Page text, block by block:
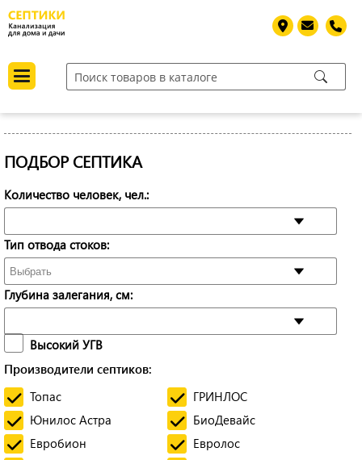
ПОДБОР СЕПТИКА
Количество человек, чел.:
Тип отвода стоков:
Глубина залегания, см:
Высокий УГВ
Производители септиков:
Топас
ГРИНЛОС
Юнилос Астра
БиоДевайс
Евробион
Евролос